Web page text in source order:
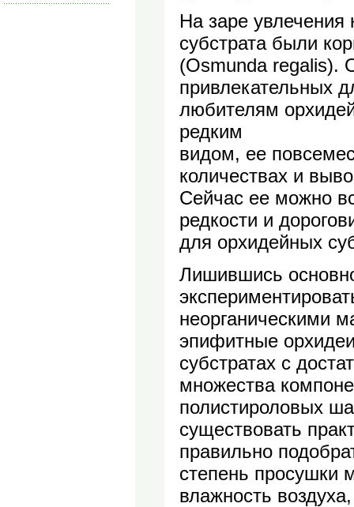
На заре увлечения
субстрата были
(Osmunda regalis).
привлекательных
любителям
редким
видом, ее
количествах и
Сейчас ее можно
редкости и
для орхидейных
Лишившись
неорганическими
эпифитные
субстратах с
множества
полистироловых
существовать
правильно
степень просушки
влажность